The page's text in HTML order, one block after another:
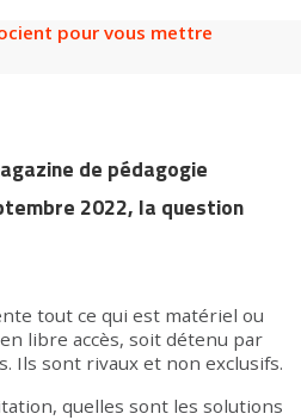
pour vous mettre
de pédagogie
2022, la question
tout ce qui est matériel ou
libre accès, soit détenu par
Ils sont rivaux et non exclusifs.
quelles sont les solutions